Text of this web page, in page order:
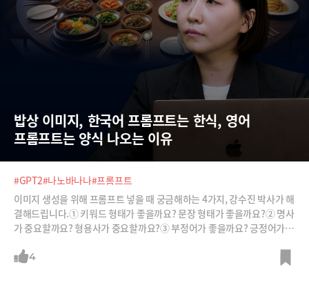
밥상 이미지, 한국어 프롬프트는 한식, 영어
프롬프트는 양식 나오는 이유
#GPT2#나노바나나#프롬프트
이미지 생성을 위해 프롬프트 넣을 때 궁금해하는 4가지, 강수진 박사가 해
결해드립니다.① 키워드 형태가 좋을까요? 문장 형태가 좋을까요?② 명사
가 중요할까요? 형용사가 중요할까요?③ 부정어가 좋을까요? 긍정어가
4